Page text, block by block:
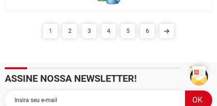
1 2 3 4 5 6
ASSINE NOSSA NEWSLETTER!